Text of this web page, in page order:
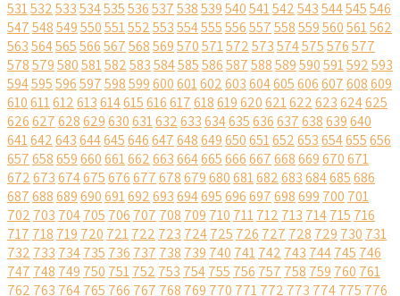
531532533534535536537538539540541542543544545546
547548549550551552553554555556557558559560561562
563564565566567568569570571572573574575576577
578579580581582583584585586587588589590591592593
594595596597598599600601602603604605606607608609
610611612613614615616617618619620621622623624625
626627628629630631632633634635636637638639640
641642643644645646647648649650651652653654655656
657658659660661662663664665666667668669670671
672673674675676677678679680681682683684685686
687688689690691692693694695696697698699 700 701
702 703 704705 706 707 708 709 710 711712 713 714715 716
717 718 719 720 721722 723 724725 726 727 728 729 730 731
732 733 734735 736 737 738 739 740 741742 743 744745 746
747 748 749 750 751752 753 754755 756 757 758 759 760 761
762 763 764765 766 767 768 769 770 771772 773 774775 776